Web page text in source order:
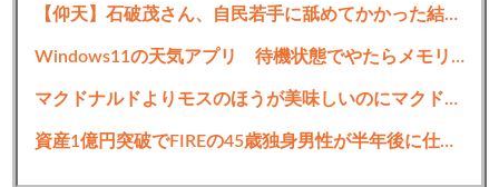
【仰天】石破茂さん、自民若手に舐めてかかった結果「全てを失うwwwww」
Windows11の天気アプリ 待機状態でやたらメモリを使用していると話題に
マクドナルドよりモスのほうが美味しいのにマクドナルドの方がが売れてるのは何で？
資産1億円突破でFIREの45歳独身男性が半年後に仕事復帰を決意した「1通の通知」